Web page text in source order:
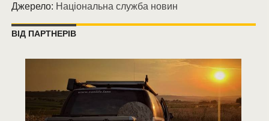
Джерело: Національна служба новин
ВІД ПАРТНЕРІВ